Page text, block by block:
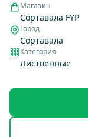
Магазин
Сортавала FYP
Город
Сортавала
Категория
Лиственные